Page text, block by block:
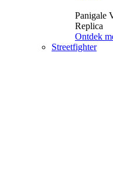
Panigale
Replica
Ontdek
Streetfighter